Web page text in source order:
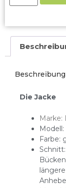
Beschreibung
Die Jacke
Marke:
Farbe: